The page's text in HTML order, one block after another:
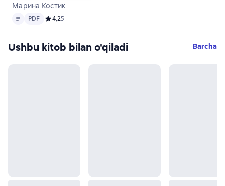
Марина Костик
Matn PDF
PDF Средний рейтинг 4,2 на основе 5 оценок
4,25
Ushbu kitob bilan o'qiladi Barcha